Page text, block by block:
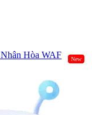
Nhân Hòa WAF New